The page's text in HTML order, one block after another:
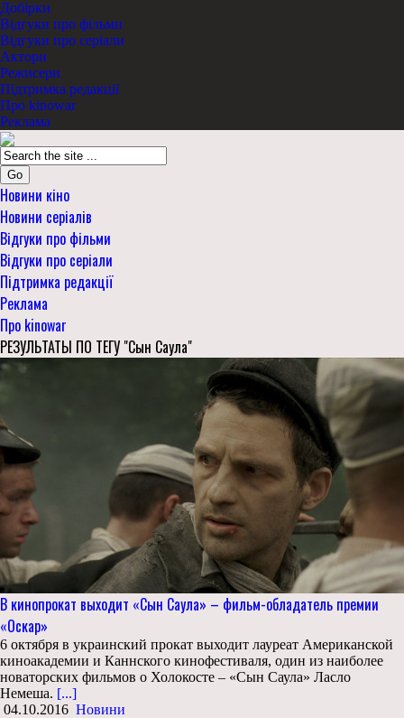
Добірки
Відгуки про фільми
Відгуки про серіали
Актори
Режисери
Підтримка редакції
Про kinowar
Реклама
Go
Новини кіно
Новини серіалів
Відгуки про фільми
Відгуки про серіали
Підтримка редакції
Реклама
Про kinowar
РЕЗУЛЬТАТЫ ПО ТЕГУ "Сын Саула"
В кинопрокат выходит «Сын Саула» – фильм-обладатель премии
«Оскар»
6 октября в украинский прокат выходит лауреат Американской
киноакадемии и Каннского кинофестиваля, один из наиболее
новаторских фильмов о Холокосте – «Сын Саула» Ласло
Немеша. [...]
04.10.2016 Новини